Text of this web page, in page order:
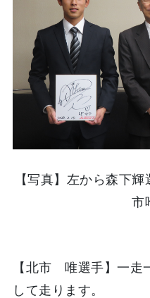
【写真】左から森下
市
【北市 唯選手】一走
して走ります。